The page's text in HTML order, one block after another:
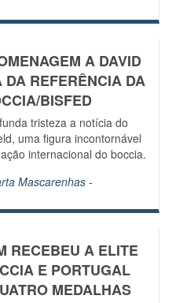
A DAVID
DA REFERÊNCIA DA
BISFED
tristeza a notícia do
uma figura incontornável
internacional do boccia.
Mascarenhas-
RECEBEU A ELITE
E PORTUGAL
MEDALHAS